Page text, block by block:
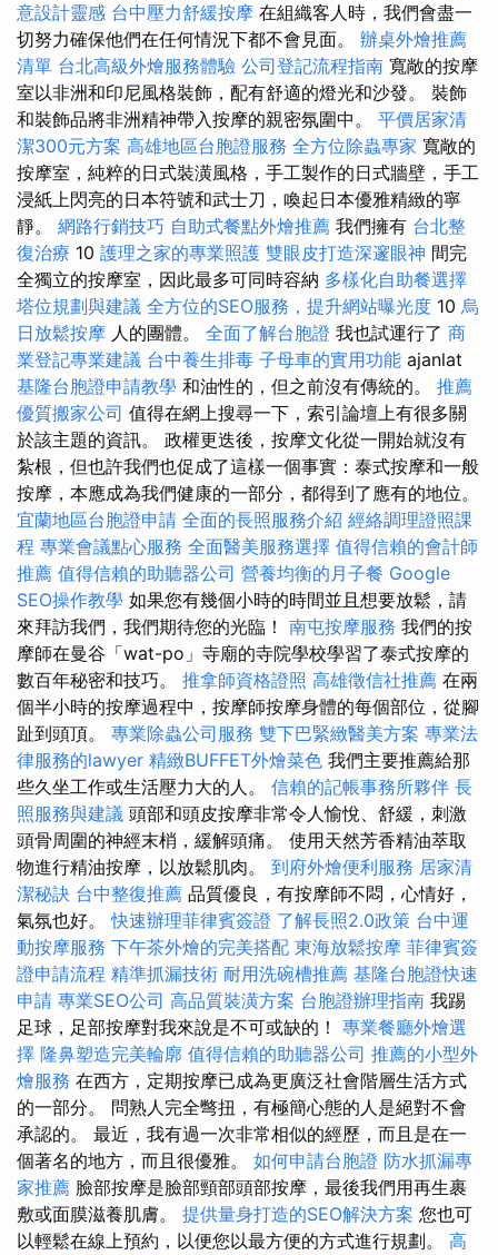
意設計靈感 台中壓力舒緩按摩 在組織客人時，我們會盡一
切努力確保他們在任何情況下都不會見面。 辦桌外燴推薦
清單 台北高級外燴服務體驗 公司登記流程指南 寬敞的按摩
室以非洲和印尼風格裝飾，配有舒適的燈光和沙發。 裝飾
和裝飾品將非洲精神帶入按摩的親密氛圍中。 平價居家清
潔300元方案 高雄地區台胞證服務 全方位除蟲專家 寬敞的
按摩室，純粹的日式裝潢風格，手工製作的日式牆壁，手工
浸紙上閃亮的日本符號和武士刀，喚起日本優雅精緻的寧
靜。 網路行銷技巧 自助式餐點外燴推薦 我們擁有 台北整
復治療 10 護理之家的專業照護 雙眼皮打造深邃眼神 間完
全獨立的按摩室，因此最多可同時容納 多樣化自助餐選擇
塔位規劃與建議 全方位的SEO服務，提升網站曝光度 10 烏
日放鬆按摩 人的團體。 全面了解台胞證 我也試運行了 商
業登記專業建議 台中養生排毒 子母車的實用功能 ajanlat
基隆台胞證申請教學 和油性的，但之前沒有傳統的。 推薦
優質搬家公司 值得在網上搜尋一下，索引論壇上有很多關
於該主題的資訊。 政權更迭後，按摩文化從一開始就沒有
紮根，但也許我們也促成了這樣一個事實：泰式按摩和一般
按摩，本應成為我們健康的一部分，都得到了應有的地位。
宜蘭地區台胞證申請 全面的長照服務介紹 經絡調理證照課
程 專業會議點心服務 全面醫美服務選擇 值得信賴的會計師
推薦 值得信賴的助聽器公司 營養均衡的月子餐 Google
SEO操作教學 如果您有幾個小時的時間並且想要放鬆，請
來拜訪我們，我們期待您的光臨！ 南屯按摩服務 我們的按
摩師在曼谷「wat-po」寺廟的寺院學校學習了泰式按摩的
數百年秘密和技巧。 推拿師資格證照 高雄徵信社推薦 在兩
個半小時的按摩過程中，按摩師按摩身體的每個部位，從腳
趾到頭頂。 專業除蟲公司服務 雙下巴緊緻醫美方案 專業法
律服務的lawyer 精緻BUFFET外燴菜色 我們主要推薦給那
些久坐工作或生活壓力大的人。 信賴的記帳事務所夥伴 長
照服務與建議 頭部和頭皮按摩非常令人愉悅、舒緩，刺激
頭骨周圍的神經末梢，緩解頭痛。 使用天然芳香精油萃取
物進行精油按摩，以放鬆肌肉。 到府外燴便利服務 居家清
潔秘訣 台中整復推薦 品質優良，有按摩師不悶，心情好，
氣氛也好。快速辦理菲律賓簽證 了解長照2.0政策 台中運
動按摩服務 下午茶外燴的完美搭配 東海放鬆按摩 菲律賓簽
證申請流程 精準抓漏技術 耐用洗碗槽推薦 基隆台胞證快速
申請 專業SEO公司 高品質裝潢方案 台胞證辦理指南 我踢
足球，足部按摩對我來說是不可或缺的！ 專業餐廳外燴選
擇 隆鼻塑造完美輪廓 值得信賴的助聽器公司 推薦的小型外
燴服務 在西方，定期按摩已成為更廣泛社會階層生活方式
的一部分。 問熟人完全彆扭，有極簡心態的人是絕對不會
承認的。 最近，我有過一次非常相似的經歷，而且是在一
個著名的地方，而且很優雅。 如何申請台胞證 防水抓漏專
家推薦 臉部按摩是臉部頸部頭部按摩，最後我們用再生裹
敷或面膜滋養肌膚。 提供量身打造的SEO解決方案 您也可
以輕鬆在線上預約，以便您以最方便的方式進行規劃。 高